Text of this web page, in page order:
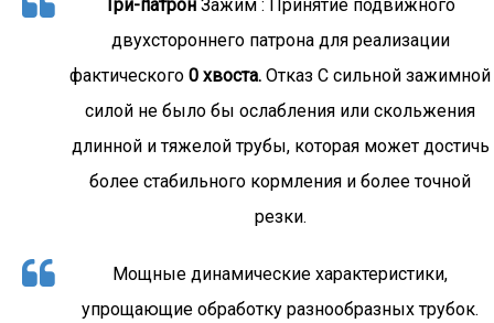
Три-патрон Зажим : Принятие подвижного
двухстороннего патрона для реализации
фактического 0 хвоста. Отказ С сильной зажимной
силой не было бы ослабления или скольжения
длинной и тяжелой трубы, которая может достичь
более стабильного кормления и более точной
резки.
Мощные динамические характеристики,
упрощающие обработку разнообразных трубок.